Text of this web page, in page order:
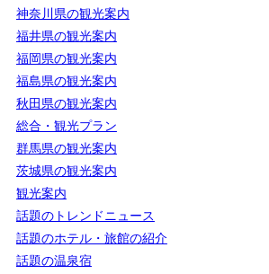
神奈川県の観光案内
福井県の観光案内
福岡県の観光案内
福島県の観光案内
秋田県の観光案内
総合・観光プラン
群馬県の観光案内
茨城県の観光案内
観光案内
話題のトレンドニュース
話題のホテル・旅館の紹介
話題の温泉宿